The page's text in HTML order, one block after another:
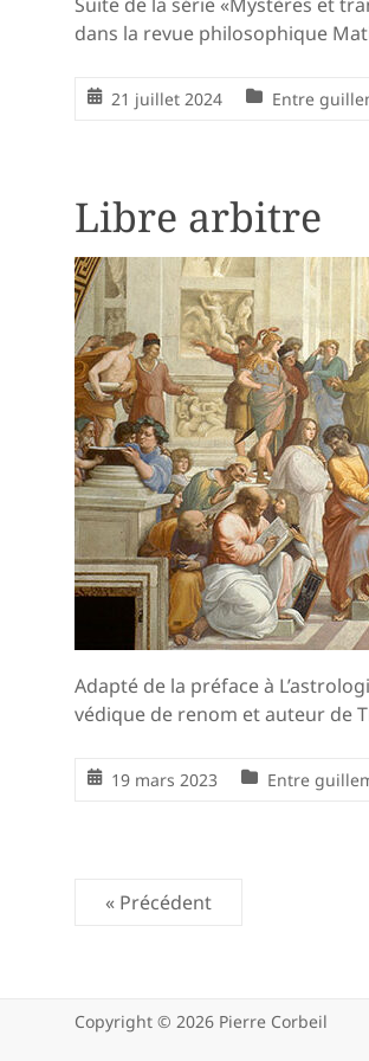
Suite de la série «Mystères et
dans la revue philosophique
21 juillet 2024 Entre
Libre arbitre
Adapté de la préface à
védique de renom et auteur de
19 mars 2023 Entre
« Précédent
Copyright © 2026 Pierre Corbeil